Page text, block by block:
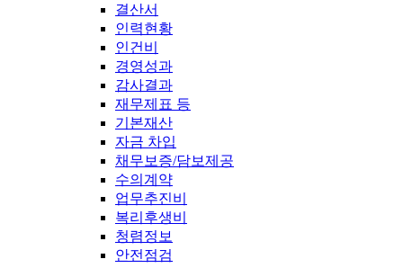
결산서
인력현황
인건비
경영성과
감사결과
재무제표 등
기본재산
자금 차입
채무보증/담보제공
수의계약
업무추진비
복리후생비
청렴정보
안전점검